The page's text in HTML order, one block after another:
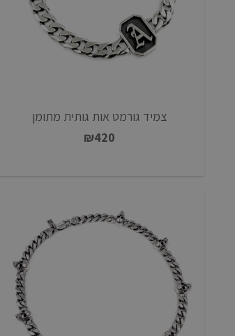
צמיד גורמט אות גותית מתומן
₪420